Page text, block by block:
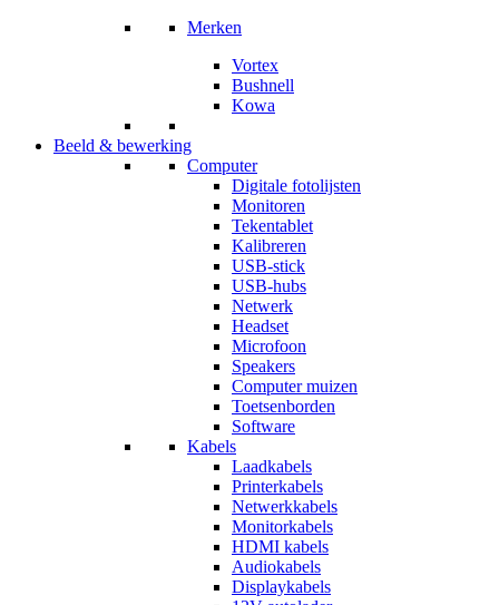
Merken
Vortex
Bushnell
Kowa
Beeld & bewerking
Computer
Digitale fotolijsten
Monitoren
Tekentablet
Kalibreren
USB-stick
USB-hubs
Netwerk
Headset
Microfoon
Speakers
Computer muizen
Toetsenborden
Software
Kabels
Laadkabels
Printerkabels
Netwerkkabels
Monitorkabels
HDMI kabels
Audiokabels
Displaykabels